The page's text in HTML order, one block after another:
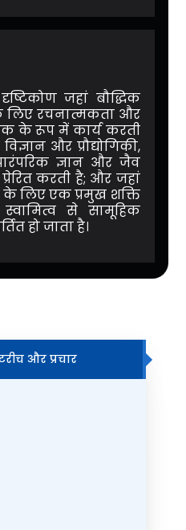
जहां बौद्धिक
रचनात्मकता और
के रूप में कार्य करती
और प्रौद्योगिकी,
ज्ञान और जैव
करती है; और जहां
लिए एक प्रमुख शक्ति
से सामूहिक
हो जाता है।
और प्रचार